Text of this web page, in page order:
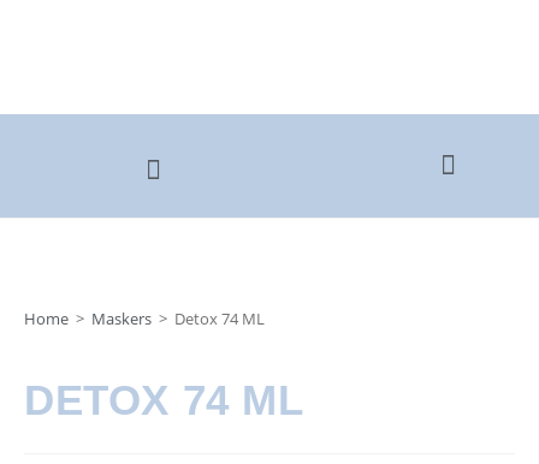
Home > Maskers > Detox 74 ML
DETOX 74 ML